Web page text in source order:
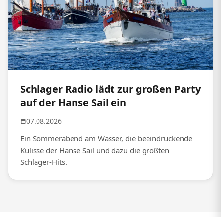
Schlager Radio lädt zur großen Party
auf der Hanse Sail ein
07.08.2026
Ein Sommerabend am Wasser, die beeindruckende
Kulisse der Hanse Sail und dazu die größten
Schlager-Hits.